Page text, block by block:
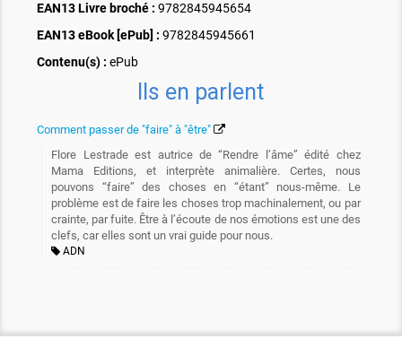
EAN13 Livre broché : 9782845945654
EAN13 eBook [ePub] : 9782845945661
Contenu(s) : ePub
Ils en parlent
Comment passer de "faire" à "être"
Flore Lestrade est autrice de “Rendre l’âme” édité chez
Mama Editions, et interprète animalière. Certes, nous
pouvons “faire” des choses en “étant” nous-même. Le
problème est de faire les choses trop machinalement, ou par
crainte, par fuite. Être à l’écoute de nos émotions est une des
clefs, car elles sont un vrai guide pour nous.
ADN